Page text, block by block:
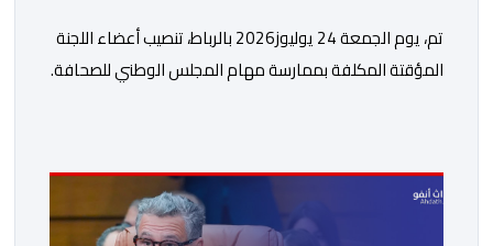
تم، يوم الجمعة 24 يوليوز2026 بالرباط، تنصيب أعضاء اللجنة
المؤقتة المكلفة بممارسة مهام المجلس الوطني للصحافة.
القانون رقم 09.26 المتعلق بإعادة تنظيم المجلس الوطني
للصحافة، ستتولى، بصفة انتقالية، ممارسة مهام المجلس
الوطني للصحافة، وكذا التحضير لعمليات انتخاب […]